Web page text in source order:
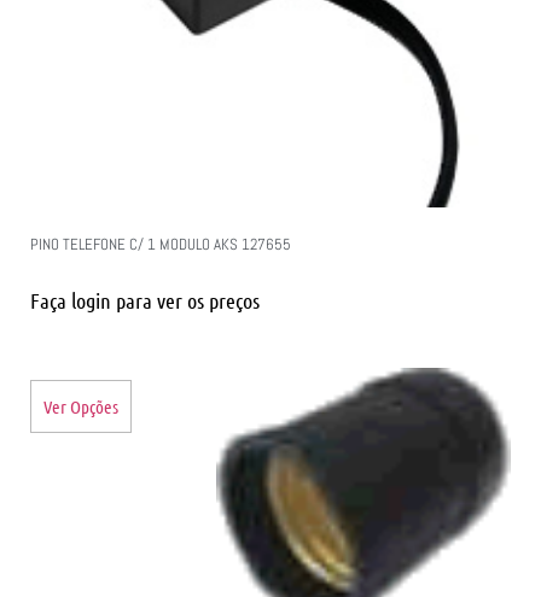
PINO TELEFONE C/ 1 MODULO AKS 127655
Faça login para ver os preços
Ver Opções